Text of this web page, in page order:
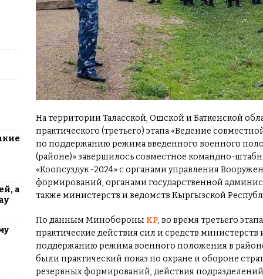
На территории Таласской, Ошской и Баткенской
практического (третьего) этапа «Ведение
по поддержанию режима введенного военного
(районе)» завершилось совместное командно-
«Коопсуздук -2024» с органами управления
формирований, органами государственной
также министерств и ведомств Кыргызской
По данным Минобороны КР, во время третьего
практические действия сил и средств
поддержанию режима военного положения в
были практический показ по охране и обороне
резервных формирований, действия
а